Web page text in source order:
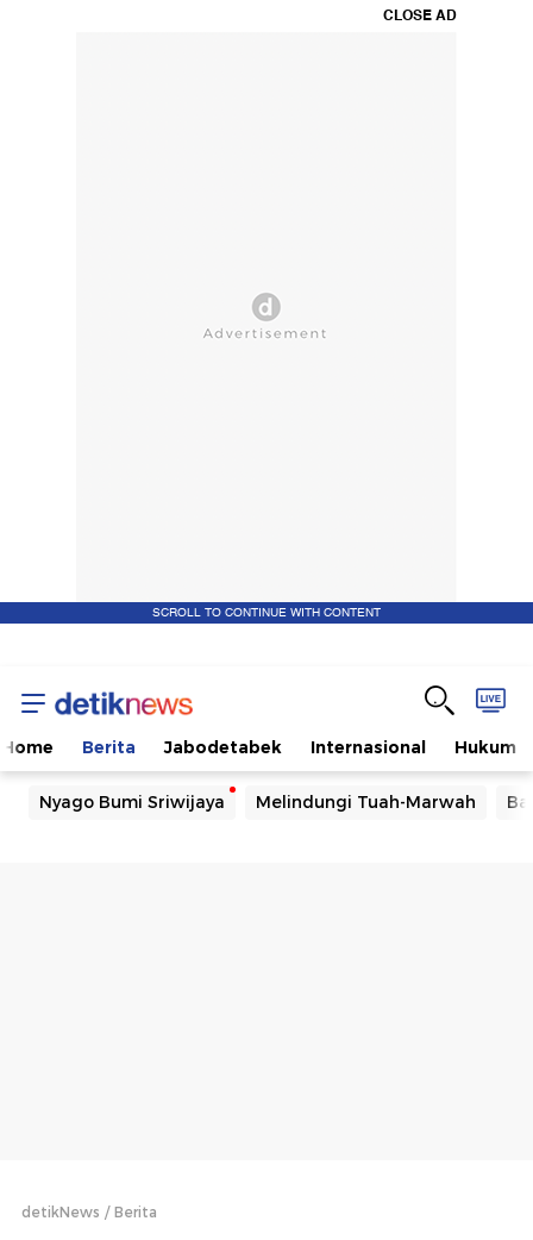
CLOSE AD
SCROLL TO CONTINUE WITH CONTENT
Home Berita Jabodetabek Internasional Hukum
Nyago Bumi Sriwijaya Melindungi Tuah-Marwah
detikNews Berita